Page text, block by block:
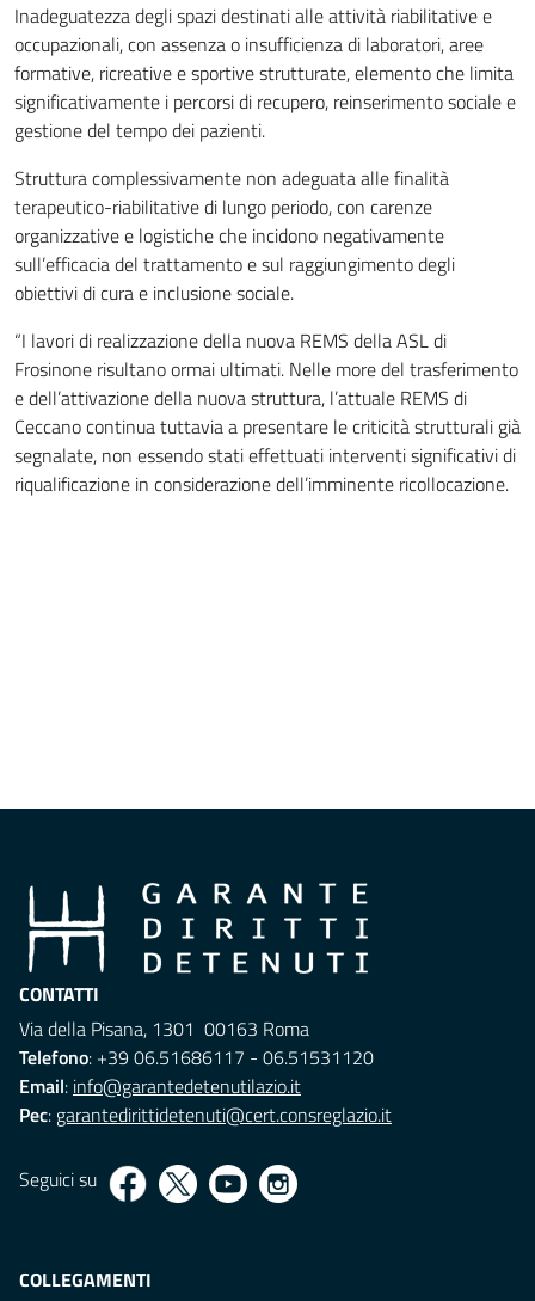
Videosorveglianza:
ippoterapia
gite culturali in paesi limitrofi
progetto con caffè letterario
Religiose:
Esterne alla struttura:
visite Culturali ed Educative
attività di acquisto beni personali
attività di ristoro;
Mediazione culturale:
Inadeguatezza degli spazi destinati alle attività riabilitative e
occupazionali, con assenza o insufficienza di laboratori, aree
formative, ricreative e sportive strutturate, elemento che limita
significativamente i percorsi di recupero, reinserimento sociale e
gestione del tempo dei pazienti.
Struttura complessivamente non adeguata alle finalità
terapeutico-riabilitative di lungo periodo, con carenze
organizzative e logistiche che incidono negativamente
sull’efficacia del trattamento e sul raggiungimento degli
obiettivi di cura e inclusione sociale.
“I lavori di realizzazione della nuova REMS della ASL di
Frosinone risultano ormai ultimati. Nelle more del trasferimento
e dell’attivazione della nuova struttura, l’attuale REMS di
Ceccano continua tuttavia a presentare le criticità strutturali già
segnalate, non essendo stati effettuati interventi significativi di
riqualificazione in considerazione dell’imminente ricollocazione.
CONTATTI
Via della Pisana, 1301 00163 Roma
Telefono: +39 06.51686117 - 06.51531120
Email: info@garantedetenutilazio.it
Pec: garantedirittidetenuti@cert.consreglazio.it
Seguici su
COLLEGAMENTI